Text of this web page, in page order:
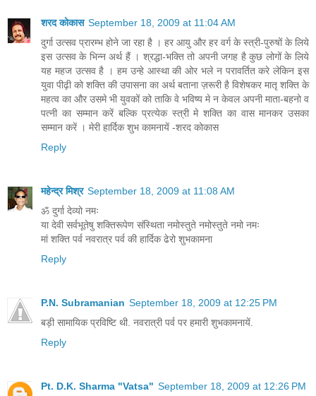
शरद कोकास September 18, 2009 at 11:04 AM
दुर्गा उत्सव प्रारम्भ होने जा रहा है । हर आयु और हर वर्ग के स्त्री-पुरुषों के लिये
इस उत्सव के भिन्न अर्थ हैं । श्रद्धा-भक्ति तो अपनी जगह है कुछ लोगों के लिये
यह महज उत्सव है । हम उन्हे आस्था की ओर भले न परावर्तित करे लेकिन इस
युवा पीढ़ी को शक्ति की उपासना का अर्थ बताना ज़रूरी है विशेषकर मातृ शक्ति के
महत्व का और उसमे भी युवकों को ताकि वे भविष्य मे न केवल अपनी माता-बहनो व
पत्नी का सम्मान करें बल्कि प्रत्येक स्त्री मे शक्ति का वास मानकर उसका
सम्मान करें । मेरी हार्दिक शुभ कामनायें -शरद कोकास
Reply
महेन्द्र मिश्र September 18, 2009 at 11:08 AM
ॐ दुर्गा देव्यो नमः
या देवी सर्वभूतेषु शक्तिरूपेण संस्थिता नमोस्तुते नमोस्तुते नमो नमः
मां शक्ति पर्व नवरात्र पर्व की हार्दिक ढेरो शुभकामना
Reply
P.N. Subramanian September 18, 2009 at 12:25 PM
बड़ी सामायिक प्रविष्टि थी. नवरात्री पर्व पर हमारी शुभकामनायें.
Reply
Pt. D.K. Sharma "Vatsa" September 18, 2009 at 12:26 PM